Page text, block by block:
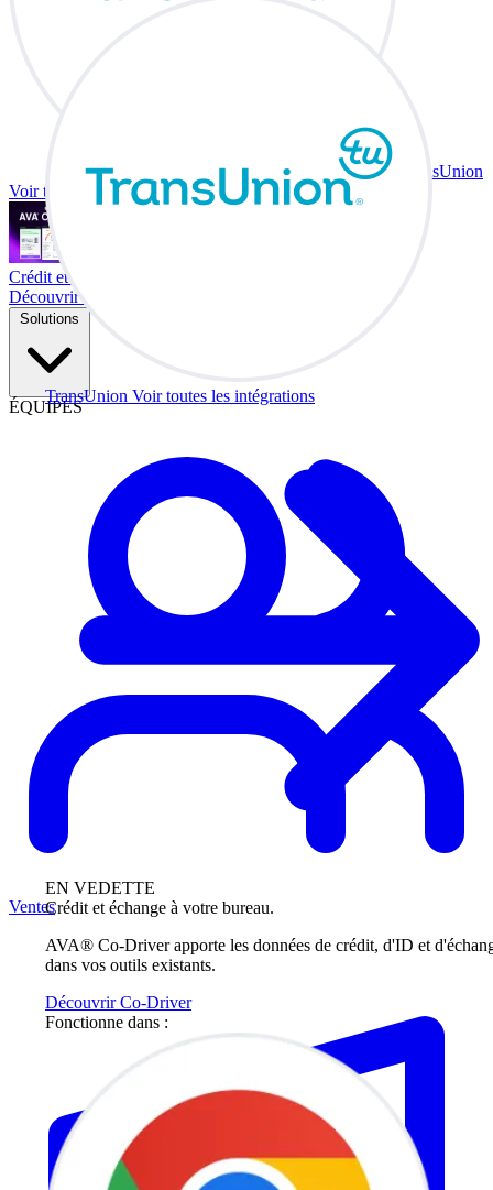
TransUnion Voir toutes les intégrations
EN VEDETTE
Crédit et échange à votre bureau.
AVA® Co-Driver apporte les données de crédit, d'ID et
dans vos outils existants.
Découvrir Co-Driver
Fonctionne dans :
TransUnion
Voir toutes les intégrations
Crédit et échange à votre bureau.
Découvrir Co-Driver
Solutions
ÉQUIPES
Ventes